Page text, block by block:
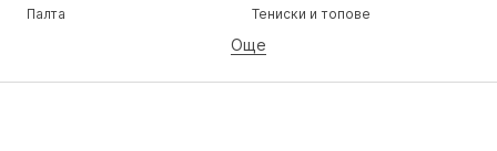
Палта
Тениски и топове
Бельо
Поли
Блузи и туники
Още